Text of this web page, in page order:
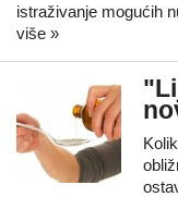
istraživanje mogućih
više »